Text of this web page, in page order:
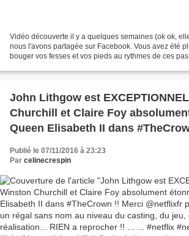
Vidéo découverte il y a quelques semaines (ok ok,
nous l'avons partagée sur Facebook. Vous avez été
bouger vos fesses et vos pieds au rythmes de ces
John Lithgow est
Churchill et Claire Foy
Queen Elisabeth II dans
nom au niveau du casting, du jeu,
#netflix #netflixandchill #clairefoy
#churchill #elisabeth #queen
#buckinghampalace #tvserie
Publié le 07/11/2016 à 23:23
Par celinecrespin